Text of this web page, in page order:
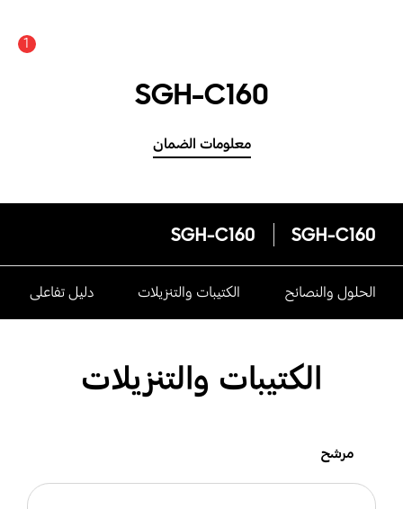
1
SGH-C160
معلومات الضمان
SGH-C160
SGH-C160
الحلول والنصائح الكتيبات والتنزيلات دليل تفاعلى
الكتيبات والتنزيلات
مرشح